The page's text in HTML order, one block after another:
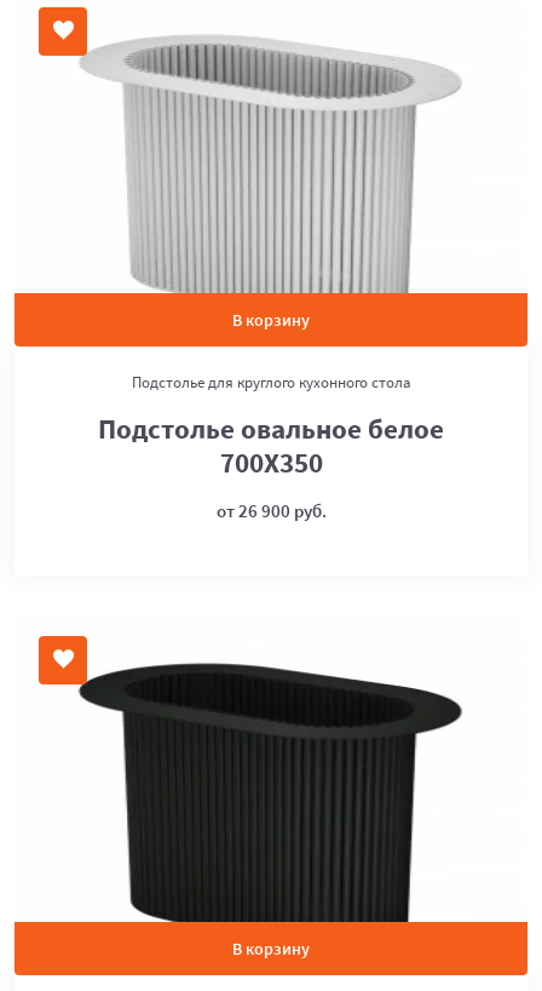
В корзину
Подстолье для круглого кухонного стола
Подстолье овальное белое
700Х350
от 26 900 руб.
В корзину